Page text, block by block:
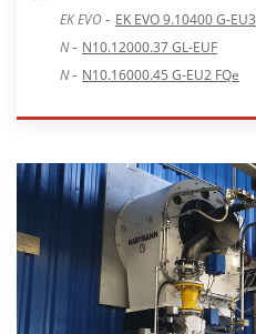
EK EVO- EK EVO 9.10400 G-EU3
N- N10.12000.37 GL-EUF
N- N10.16000.45 G-EU2 FQe